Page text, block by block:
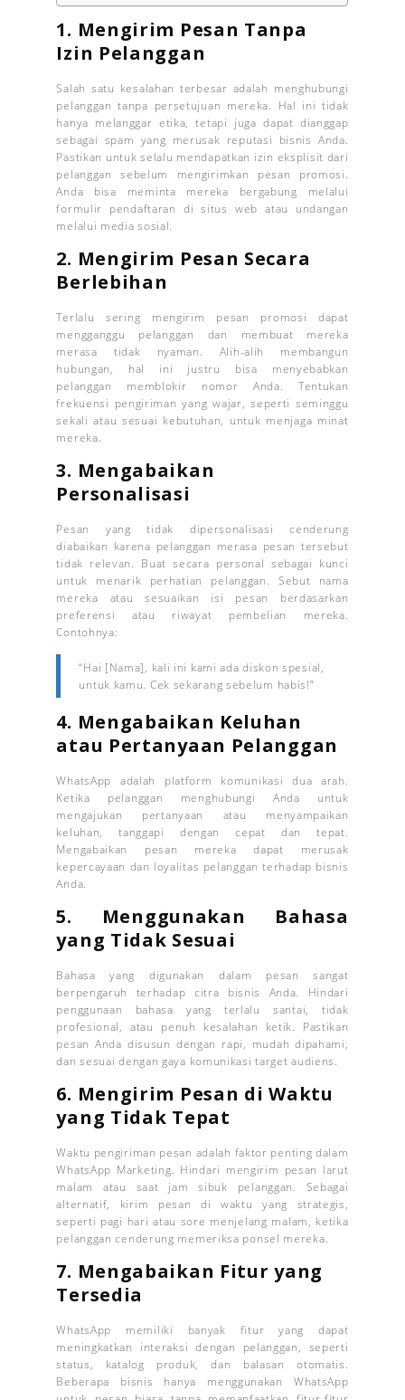
1. Mengirim Pesan Tanpa
Izin Pelanggan
Salah satu kesalahan terbesar adalah menghubungi
pelanggan tanpa persetujuan mereka. Hal ini tidak
hanya melanggar etika, tetapi juga dapat dianggap
sebagai spam yang merusak reputasi bisnis Anda.
Pastikan untuk selalu mendapatkan izin eksplisit dari
pelanggan sebelum mengirimkan pesan promosi.
Anda bisa meminta mereka bergabung melalui
formulir pendaftaran di situs web atau undangan
melalui media sosial.
2. Mengirim Pesan Secara
Berlebihan
Terlalu sering mengirim pesan promosi dapat
mengganggu pelanggan dan membuat mereka
merasa tidak nyaman. Alih-alih membangun
hubungan, hal ini justru bisa menyebabkan
pelanggan memblokir nomor Anda. Tentukan
frekuensi pengiriman yang wajar, seperti seminggu
sekali atau sesuai kebutuhan, untuk menjaga minat
mereka.
3. Mengabaikan
Personalisasi
Pesan yang tidak dipersonalisasi cenderung
diabaikan karena pelanggan merasa pesan tersebut
tidak relevan. Buat secara personal sebagai kunci
untuk menarik perhatian pelanggan. Sebut nama
mereka atau sesuaikan isi pesan berdasarkan
preferensi atau riwayat pembelian mereka.
Contohnya:
“Hai [Nama], kali ini kami ada diskon spesial,
untuk kamu. Cek sekarang sebelum habis!”
4. Mengabaikan Keluhan
atau Pertanyaan Pelanggan
WhatsApp adalah platform komunikasi dua arah.
Ketika pelanggan menghubungi Anda untuk
mengajukan pertanyaan atau menyampaikan
keluhan, tanggapi dengan cepat dan tepat.
Mengabaikan pesan mereka dapat merusak
kepercayaan dan loyalitas pelanggan terhadap bisnis
Anda.
5. Menggunakan Bahasa
yang Tidak Sesuai
Bahasa yang digunakan dalam pesan sangat
berpengaruh terhadap citra bisnis Anda. Hindari
penggunaan bahasa yang terlalu santai, tidak
profesional, atau penuh kesalahan ketik. Pastikan
pesan Anda disusun dengan rapi, mudah dipahami,
dan sesuai dengan gaya komunikasi target audiens.
6. Mengirim Pesan di Waktu
yang Tidak Tepat
Waktu pengiriman pesan adalah faktor penting dalam
WhatsApp Marketing. Hindari mengirim pesan larut
malam atau saat jam sibuk pelanggan. Sebagai
alternatif, kirim pesan di waktu yang strategis,
seperti pagi hari atau sore menjelang malam, ketika
pelanggan cenderung memeriksa ponsel mereka.
7. Mengabaikan Fitur yang
Tersedia
WhatsApp memiliki banyak fitur yang dapat
meningkatkan interaksi dengan pelanggan, seperti
status, katalog produk, dan balasan otomatis.
Beberapa bisnis hanya menggunakan WhatsApp